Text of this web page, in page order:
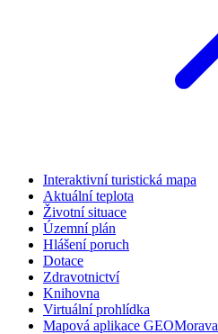
Interaktivní turistická mapa
Aktuální teplota
Životní situace
Územní plán
Hlášení poruch
Dotace
Zdravotnictví
Knihovna
Virtuální prohlídka
Mapová aplikace GEOMorava